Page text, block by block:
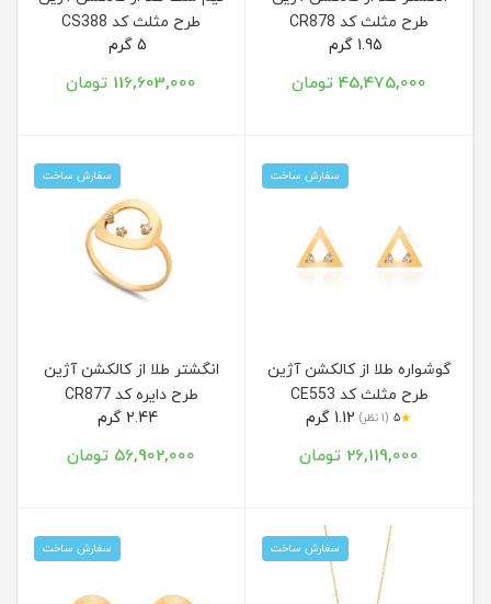
طرح مثلث کد CR878
45,475,000 تومان
طرح مثلث کد CS388
116,603,000 تومان
سفارش ساخت
گوشواره طلا از کالکشن آژین
طرح مثلث کد CE553
★
5 (1 نظر)
26,119,000 تومان
سفارش ساخت
انگشتر طلا از کالکشن آژین
طرح دایره کد CR877
2.44 گرم
56,902,000 تومان
سفارش ساخت سفارش ساخت